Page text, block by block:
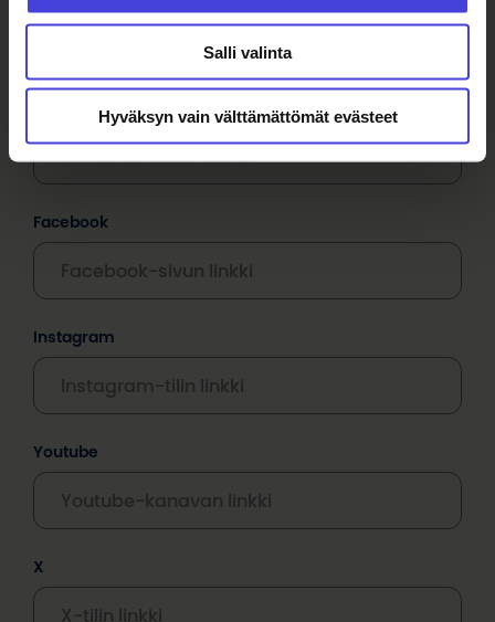
Salli valinta
Hyväksyn vain välttämättömät evästeet
5. Linkit markkinointi- ja
myyntikanaviin
Linkki verkkosivuille
Facebook
Instagram
Youtube
X